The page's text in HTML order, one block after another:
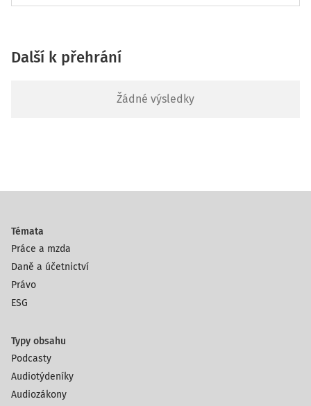
Další k přehrání
Žádné výsledky
Témata
Práce a mzda
Daně a účetnictví
Právo
ESG
Typy obsahu
Podcasty
Audiotýdeníky
Audiozákony